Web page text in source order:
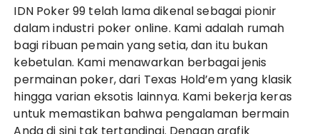
IDN Poker 99 telah lama dikenal sebagai pionir
dalam industri poker online. Kami adalah rumah
bagi ribuan pemain yang setia, dan itu bukan
kebetulan. Kami menawarkan berbagai jenis
permainan poker, dari Texas Hold’em yang klasik
hingga varian eksotis lainnya. Kami bekerja keras
untuk memastikan bahwa pengalaman bermain